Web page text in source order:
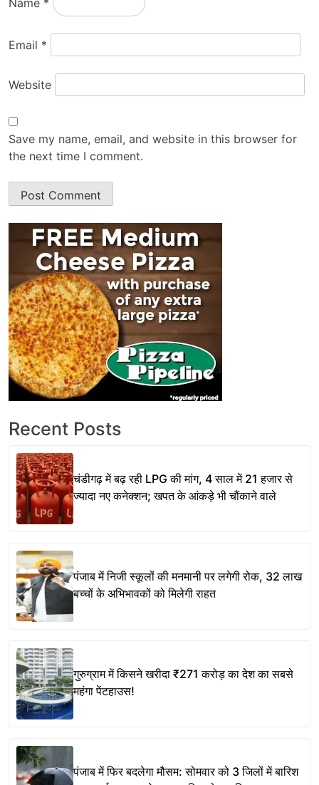
Name *
Email *
Website
Save my name, email, and website in this browser for
the next time I comment.
Recent Posts
चंडीगढ़ में बढ़ रही LPG की मांग, 4 साल में 21 हजार से
ज्यादा नए कनेक्शन; खपत के आंकड़े भी चौंकाने वाले
पंजाब में निजी स्कूलों की मनमानी पर लगेगी रोक, 32 लाख
बच्चों के अभिभावकों को मिलेगी राहत
गुरुग्राम में किसने खरीदा ₹271 करोड़ का देश का सबसे
महंगा पेंटहाउस!
पंजाब में फिर बदलेगा मौसम: सोमवार को 3 जिलों में बारिश